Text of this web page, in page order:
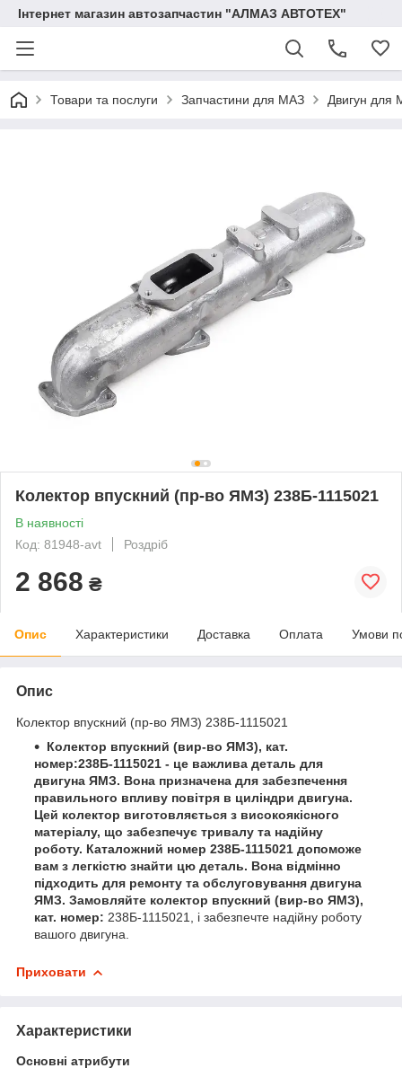
Інтернет магазин автозапчастин "АЛМАЗ АВТОТЕХ"
Товари та послуги Запчастини для МАЗ Двигун для
Колектор впускний (пр-во ЯМЗ) 238Б-1115021
В наявності
Код: 81948-avt
Роздріб
2 868 ₴
Опис Характеристики Доставка Оплата Умови
Опис
Колектор впускний (пр-во ЯМЗ) 238Б-1115021
Колектор впускний (вир-во ЯМЗ), кат.
номер:238Б-1115021 - це важлива деталь для
двигуна ЯМЗ. Вона призначена для забезпечення
правильного впливу повітря в циліндри двигуна.
Цей колектор виготовляється з високоякісного
матеріалу, що забезпечує тривалу та надійну
роботу. Каталожний номер 238Б-1115021 допоможе
вам з легкістю знайти цю деталь. Вона відмінно
підходить для ремонту та обслуговування двигуна
ЯМЗ. Замовляйте колектор впускний (вир-во ЯМЗ),
кат. номер: 238Б-1115021, і забезпечте надійну роботу
вашого двигуна.
Приховати
Характеристики
Основні атрибути